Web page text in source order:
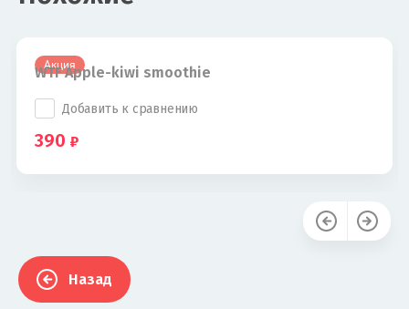
Акция
WTF Apple-kiwi smoothie
Добавить к сравнению
390
Назад